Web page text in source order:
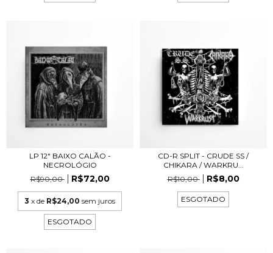
LP 12" BAIXO CALÃO -
NECROLÓGIO
R$90,00
R$72,00
3 x de R$24,00 sem juros
ESGOTADO
CD-R SPLIT - CRUDE SS /
CHIKARA / WARKRU...
R$10,00
R$8,00
ESGOTADO